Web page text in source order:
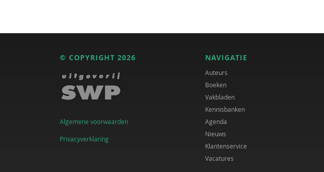
© COPYRIGHT 2026
Algemene voorwaarden
Privacyverklaring
NAVIGATIE
Auteurs
Boeken
Vakbladen
Kennisbanken
Agenda
Nieuws
Klantenservice
Vacatures